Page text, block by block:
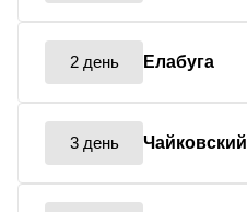
2 день Елабуга
3 день Чайковский